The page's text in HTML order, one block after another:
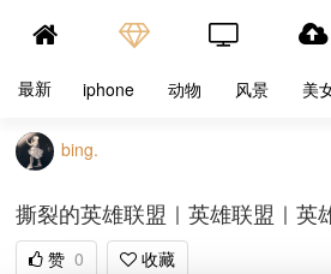
最新 iphone 动物 风景 美
bing.
撕裂的英雄联盟｜英雄联盟｜英
赞 0 收藏